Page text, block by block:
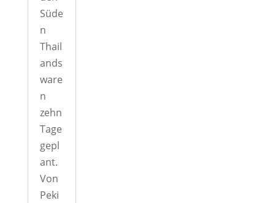
Süde
n
Thail
ands
ware
n
zehn
Tage
gepl
ant.
Von
Peki